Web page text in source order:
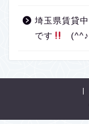
埼玉県賃貸
です
(^^♪